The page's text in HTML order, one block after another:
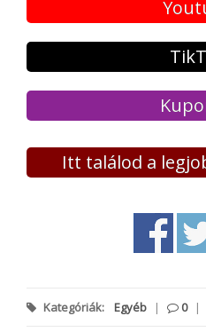
Itt találod a
Kategóriák: Egyéb | 0 |